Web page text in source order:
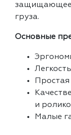
груза.
Основные
и
Малые